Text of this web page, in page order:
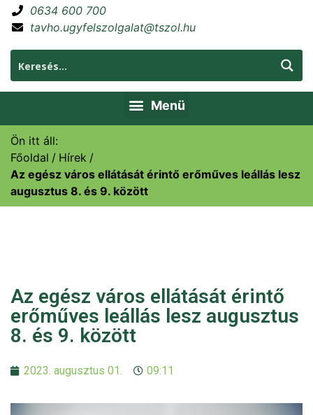
0634 600 700
tavho.ugyfelszolgalat@tszol.hu
Ön itt áll:
Főoldal
Hírek
Az egész város ellátását érintő erőműves leállás lesz
augusztus 8. és 9. között
Az egész város ellátását érintő
erőműves leállás lesz augusztus
8. és 9. között
2023. augusztus 01. 09:11